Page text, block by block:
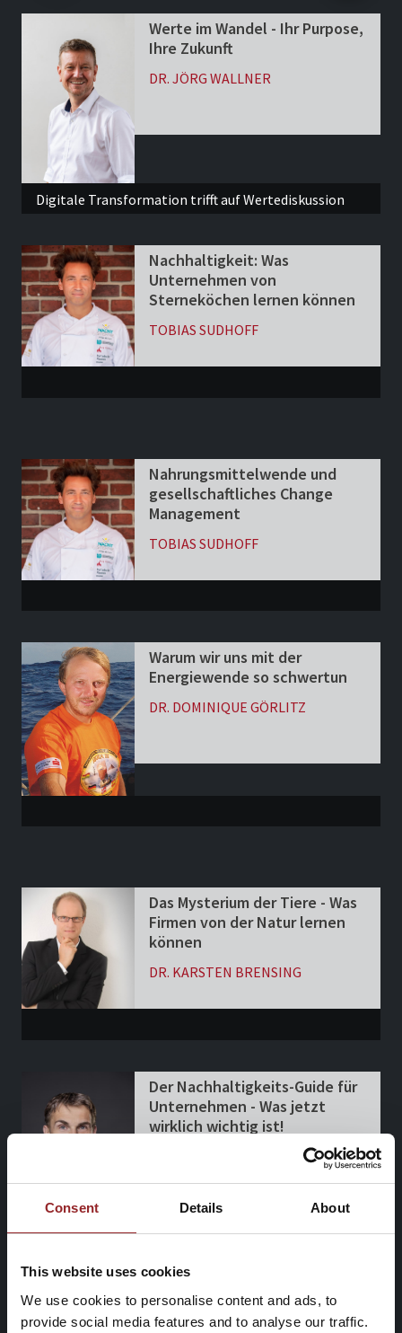
Consent Details About
This website uses cookies
We use cookies to personalise content and ads, to
provide social media features and to analyse our traffic.